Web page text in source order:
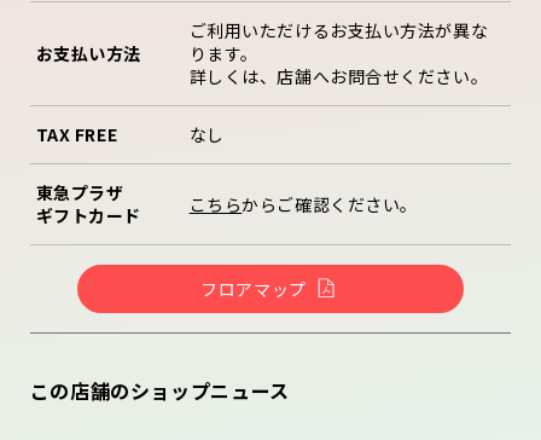
お支払い方法
ご利用いただけるお支払い方法が異な
ります。
詳しくは、店舗へお問合せください。
TAX FREE なし
東急プラザ
ギフトカード
こちらからご確認ください。
フロアマップ
この店舗のショップニュース